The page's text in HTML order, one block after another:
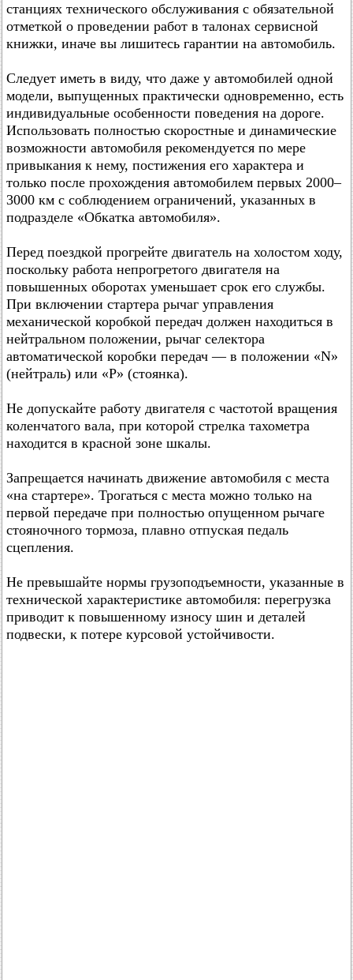
станциях технического обслуживания с обязательной
отметкой о проведении работ в талонах сервисной
книжки, иначе вы лишитесь гарантии на автомобиль.
Следует иметь в виду, что даже у автомобилей одной
модели, выпущенных практически одновременно, есть
индивидуальные особенности поведения на дороге.
Использовать полностью скоростные и динамические
возможности автомобиля рекомендуется по мере
привыкания к нему, постижения его характера и
только после прохождения автомобилем первых 2000–
3000 км с соблюдением ограничений, указанных в
подразделе «Обкатка автомобиля».
Перед поездкой прогрейте двигатель на холостом ходу,
поскольку работа непрогретого двигателя на
повышенных оборотах уменьшает срок его службы.
При включении стартера рычаг управления
механической коробкой передач должен находиться в
нейтральном положении, рычаг селектора
автоматической коробки передач — в положении «N»
(нейтраль) или «Р» (стоянка).
Не допускайте работу двигателя с частотой вращения
коленчатого вала, при которой стрелка тахометра
находится в красной зоне шкалы.
Запрещается начинать движение автомобиля с места
«на стартере». Трогаться с места можно только на
первой передаче при полностью опущенном рычаге
стояночного тормоза, плавно отпуская педаль
сцепления.
Не превышайте нормы грузоподъемности, указанные в
технической характеристике автомобиля: перегрузка
приводит к повышенному износу шин и деталей
подвески, к потере курсовой устойчивости.